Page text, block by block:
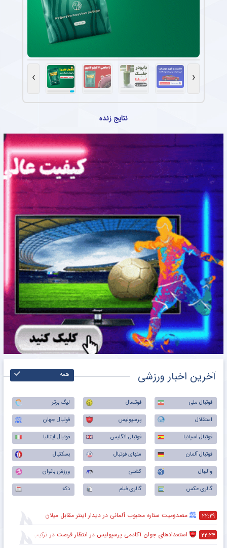
‹
›
نتایج زنده
آخرین اخبار ورزشی همه
فوتبال ملی فوتسال
لیگ برتر
استقلال
پرسپولیس
فوتبال جهان
فوتبال اسپانیا
فوتبال انگلیس
فوتبال ایتالیا
فوتبال آلمان
منهای فوتبال
بسکتبال
والیبال
کشتی
ورزش بانوان
گالری عکس
گالری فیلم دکه
۲۲:۲۹ مصدومیت ستاره محبوب آلمانی در دیدار اینتر مقابل میلان
۲۲:۲۴ استعدادهای جوان آکادمی پرسپولیس در انتظار فرصت در ترکیب اصلی